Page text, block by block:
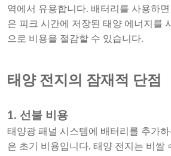
역에서 유용합니다. 배터리를 사용하
은 피크 시간에 저장된 태양 에너지를
으로 비용을 절감할 수 있습니다.
태양 전지의 잠재적 단점
1. 선불 비용
태양광 패널 시스템에 배터리를 추가
은 초기 비용입니다. 태양 전지는 비쌀